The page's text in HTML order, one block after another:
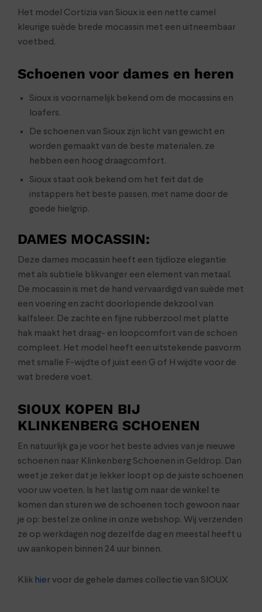
Het model Cortizia van Sioux is een nette camel
kleurige suède brede mocassin met een uitneembaar
voetbed.
Schoenen voor dames en heren
Sioux is voornamelijk bekend om de mocassins en
loafers.
De schoenen van Sioux zijn licht van gewicht en
worden gemaakt van de beste materialen, ze
hebben een hoog draagcomfort.
Sioux staat ook bekend om het feit dat de
instappers het beste passen, met name door de
goede hielgrip.
DAMES MOCASSIN:
Deze dames mocassin heeft een tijdloze elegantie
met als subtiele blikvanger een element van metaal.
De mocassin is met de hand vervaardigd van suède met
een voering en zacht doorlopende dekzool van
kalfsleer. De zachte en fijne rubberzool met platte
hak maakt het draag- en loopcomfort van de schoen
compleet. Het model heeft een uitstekende pasvorm
met smalle F-wijdte of juist een G of H wijdte voor de
wat bredere voet.
SIOUX KOPEN BIJ
KLINKENBERG SCHOENEN
En natuurlijk ga je voor het beste advies van je nieuwe
schoenen naar Klinkenberg Schoenen in Geldrop. Dan
weet je zeker dat je lekker loopt op de juiste schoenen
voor uw voeten. Is het lastig om naar de winkel te
komen dan sturen we de schoenen toch gewoon naar
je op: bestel ze online in onze webshop. Wij verzenden
ze op werkdagen nog dezelfde dag en meestal heeft u
uw aankopen binnen 24 uur binnen.
Klik hiervoor de gehele dames collectie van SIOUX